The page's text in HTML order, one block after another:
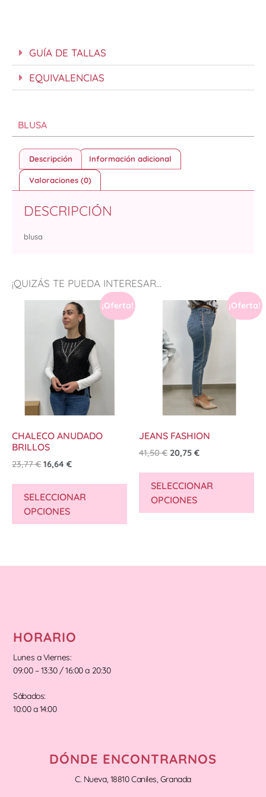
GUÍA DE TALLAS
EQUIVALENCIAS
¡QUIZÁS TE PUEDA INTERESAR...
¡Oferta!
CHALECO ANUDADO
BRILLOS
23,77€ 16,64 €
SELECCIONAR
OPCIONES
¡Oferta!
JEANS FASHION
41,50€ 20,75 €
SELECCIONAR
OPCIONES
BLUSA
Descripción Información adicional
Valoraciones (0)
DESCRIPCIÓN
blusa
HORARIO
Lunes a Viernes:
09:00 – 13:30 / 16:00 a 20:30
Sábados:
10:00 a 14:00
DÓNDE ENCONTRARNOS
C. Nueva, 18810 Caniles, Granada